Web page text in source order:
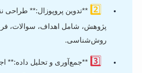
2️⃣ **تدوین پروپوزال:** طراحی
پژوهش، شامل اهداف، سوالات،
روش‌شناسی.
3️⃣ **جمع‌آوری و تحلیل داده:**